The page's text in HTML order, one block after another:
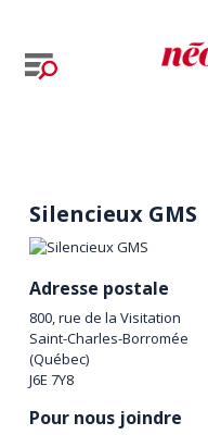
Silencieux GMS
Adresse postale
800, rue de la Visitation
Saint-Charles-Borromée
(Québec)
J6E 7Y8
Pour nous joindre